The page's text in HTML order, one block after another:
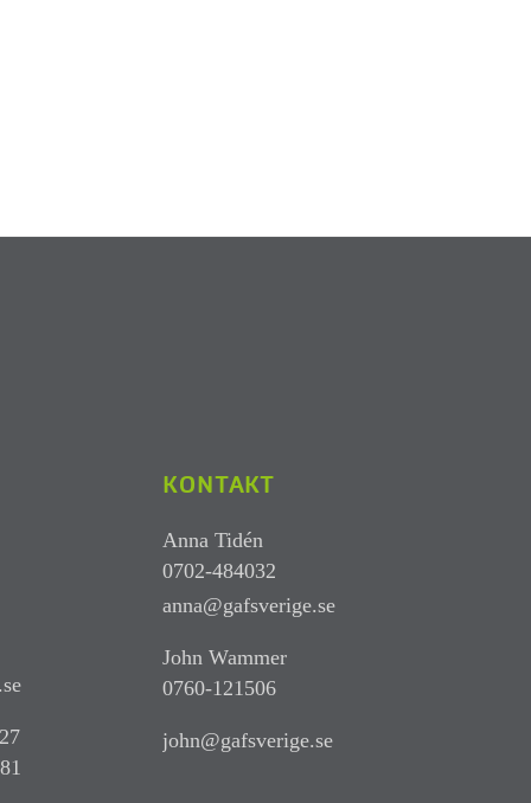
KONTAKT
Anna Tidén
0702-484032
anna@gafsverige.se
John Wammer
0760-121506
john@gafsverige.se